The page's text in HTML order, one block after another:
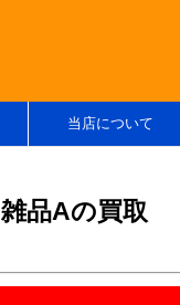
当店について
雑品Aの買取